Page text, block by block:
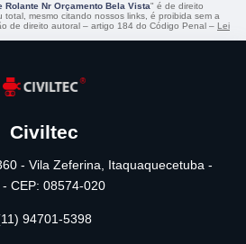
Rolante Nr Orçamento Bela Vista" é de direito
mesmo citando nossos links, é proibida sem a
de direito autoral – artigo 184 do Código Penal – Lei
Civiltec
- Vila Zeferina, Itaquaquecetuba -
- CEP: 08574-020
94701-5398